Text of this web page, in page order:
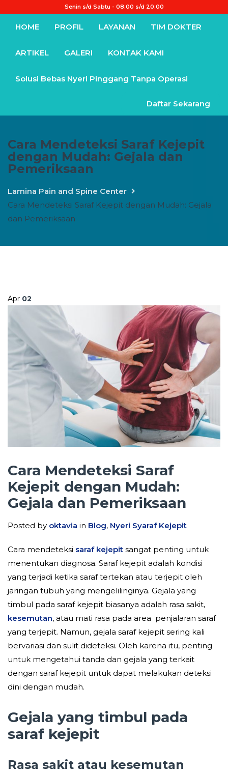
Senin s/d Sabtu - 08.00 s/d 20.00
HOME PROFIL LAYANAN TIM DOKTER
ARTIKEL GALERI KONTAK KAMI
Solusi Bebas Nyeri Pinggang Tanpa Operasi
Daftar Sekarang
Cara Mendeteksi Saraf Kejepit
dengan Mudah: Gejala dan
Pemeriksaan
Lamina Pain and Spine Center
Cara Mendeteksi Saraf Kejepit dengan Mudah: Gejala
dan Pemeriksaan
Apr 02
Cara Mendeteksi Saraf
Kejepit dengan Mudah:
Gejala dan Pemeriksaan
Posted by oktavia in Blog, Nyeri Syaraf Kejepit
Cara mendeteksi saraf kejepit sangat penting untuk
menentukan diagnosa. Saraf kejepit adalah kondisi
yang terjadi ketika saraf tertekan atau terjepit oleh
jaringan tubuh yang mengelilinginya. Gejala yang
timbul pada saraf kejepit biasanya adalah rasa sakit,
kesemutan, atau mati rasa pada area penjalaran saraf
yang terjepit. Namun, gejala saraf kejepit sering kali
bervariasi dan sulit dideteksi. Oleh karena itu, penting
untuk mengetahui tanda dan gejala yang terkait
dengan saraf kejepit untuk dapat melakukan deteksi
dini dengan mudah.
Gejala yang timbul pada
saraf kejepit
Rasa sakit atau kesemutan